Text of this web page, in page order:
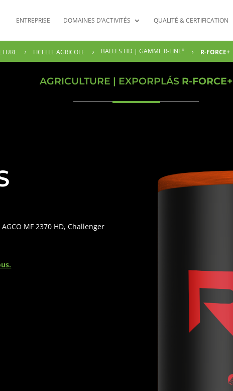
ENTREPRISE DOMAINES D’ACTIVITÉS QUALITÉ & CERTIFICATION
5 FICELLE AGRICOLE 5 BALLES HD | GAMME R-LINE® 5 R-FORCE+
AGRICULTURE | EXPORPLÁS R-FORCE+
MF 2370 HD, Challenger